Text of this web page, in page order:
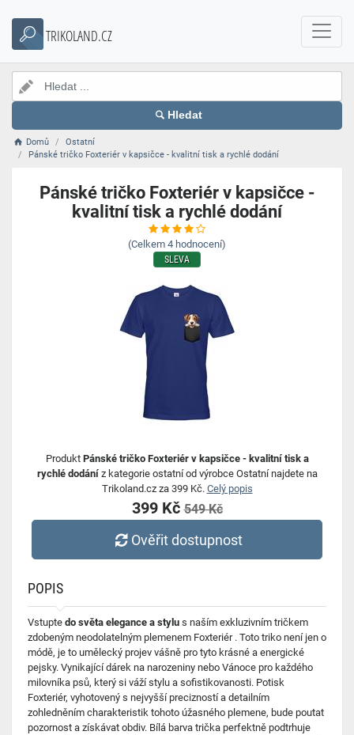
TRIKOLAND.CZ
Hledat
Domů
Ostatní
Pánské tričko Foxteriér v kapsičce - kvalitní tisk a rychlé dodání
Pánské tričko Foxteriér v kapsičce -
kvalitní tisk a rychlé dodání
(Celkem 4 hodnocení)
SLEVA
Produkt Pánské tričko Foxteriér v kapsičce - kvalitní tisk a
rychlé dodáníz kategorie ostatní od výrobce Ostatní najdete na
Trikoland.cz za 399 Kč. Celý popis
399 Kč549 Kč
Ověřit dostupnost
POPIS
Vstupte do světa elegance a stylu s naším exkluzivním tričkem
zdobeným neodolatelným plemenem Foxteriér . Toto triko není jen o
módě, je to umělecký projev vášně pro tyto krásné a energické
pejsky. Vynikající dárek na narozeniny nebo Vánoce pro každého
milovníka psů, který si váží stylu a sofistikovanosti. Potisk
Foxteriér, vyhotovený s nejvyšší precizností a detailním
zohledněním charakteristik tohoto úžasného plemene, bude poutat
pozornost a získávat obdiv. Bílá barva trička perfektně podtrhuje